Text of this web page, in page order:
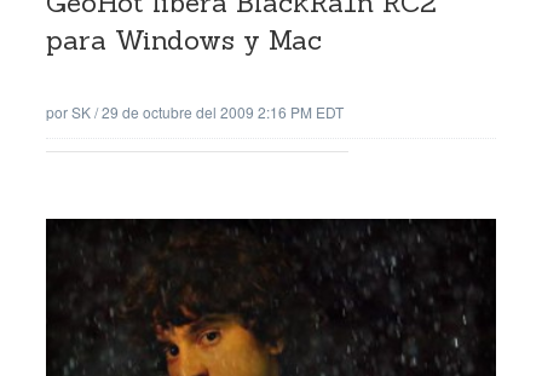
para Windows y Mac
porSK/29 de octubre del 2009 2:16 PM EDT